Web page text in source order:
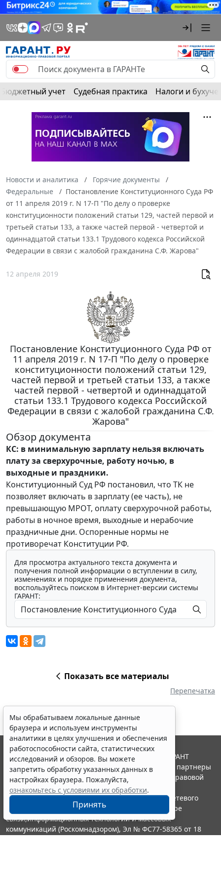
Бюджетный учет Судебная практика Налоги и
Новости и аналитика
Горячие документы
Федеральные
Постановление Конституционного Суда РФ
от 11 апреля 2019 г. N 17-П "По делу о проверке
конституционности положений статьи 129, частей первой и
третьей статьи 133, а также частей первой - четвертой и
одиннадцатой статьи 133.1 Трудового кодекса Российской
Федерации в связи с жалобой гражданина С.Ф. Жарова"
12 апреля 2019
Постановление Конституционного Суда РФ от
11 апреля 2019 г. N 17-П "По делу о проверке
конституционности положений статьи 129,
частей первой и третьей статьи 133, а также
частей первой - четвертой и одиннадцатой
статьи 133.1 Трудового кодекса Российской
Федерации в связи с жалобой гражданина С.Ф.
Жарова"
Обзор документа
КС: в минимальную зарплату нельзя включать
плату за сверхурочные, работу ночью, в
выходные и праздники.
Конституционный Суд РФ постановил, что ТК не
позволяет включать в зарплату (ее часть), не
превышающую МРОТ, оплату сверхурочной работы,
работы в ночное время, выходные и нерабочие
праздничные дни. Оспоренные нормы не
противоречат Конституции РФ.
Для просмотра актуального текста документа и
получения полной информации о вступлении в силу,
изменениях и порядке применения документа,
воспользуйтесь поиском в Интернет-версии системы
ГАРАНТ:
Показать все материалы
Перепечатка
Мы обрабатываем локальные данные
браузера и используем инструменты
аналитики в целях улучшения и обеспечения
работоспособности сайта, статистических
исследований и обзоров. Вы можете
запретить обработку указанных данных в
настройках браузера. Пожалуйста,
ознакомьтесь с условиями их обработки.
Принять
© ООО "НПП "ГАРАНТ-СЕРВИС", 2026. Система ГАРАНТ
выпускается с 1990 года. Компания "Гарант" и ее партнеры
являются участниками Российской ассоциации правовой
информации ГАРАНТ.
Портал ГАРАНТ.РУ зарегистрирован в качестве сетевого
издания Федеральной службой по надзору в сфере
связи,информационных технологий и массовых
коммуникаций (Роскомнадзором), Эл № ФС77-58365 от 18